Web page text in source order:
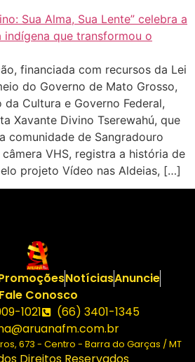
financiada com recursos da Lei
do Governo de Mato Grosso,
da Cultura e Governo Federal,
Xavante Divino Tserewahú, que
comunidade de Sangradouro
VHS, registra a história de
projeto Vídeo nas Aldeias, […]
NotíciasAnuncie
Fale Conosco
1021
(66) 3401-1345
673 - Centro - Barra do Garças / MT
Direitos Reservados